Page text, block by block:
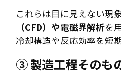
これらは目に見えない現
（CFD）や電磁界解析を
冷却構造や反応効率を短
③ 製造工程そのも